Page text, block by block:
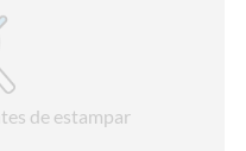
de estampar